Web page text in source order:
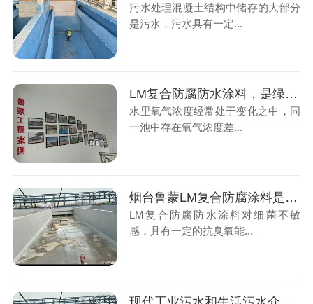
污水处理混凝土结构中储存的大部分
是污水，污水具有一定...
LM复合防腐防水涂料，是绿色水性防腐涂料
水里氧气浓度经常处于变化之中，同
一池中存在氧气浓度差...
烟台鲁蒙LM复合防腐涂料是污水厂防腐的好帮手
LM复合防腐防水涂料对细菌不敏
感，具有一定的抗臭氧能...